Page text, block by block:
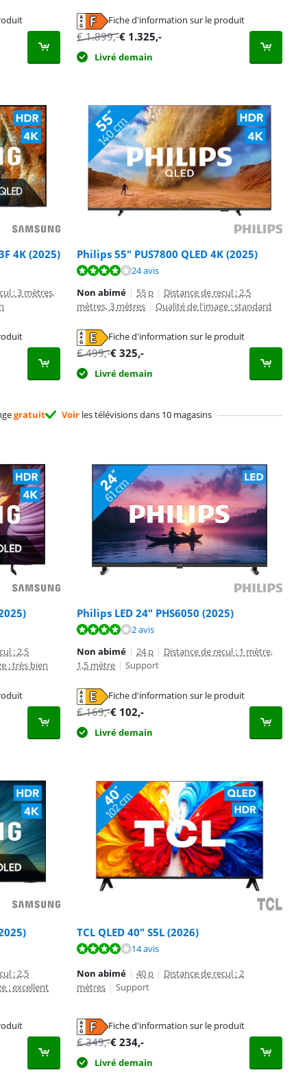
Fiche d'information sur le produit
€1.899,-€ 1.325,-
Livré demain
4K (2025)
: 3 mètres,
Philips 55" PUS7800 QLED 4K (2025)
24 avis
Non abimé | 55 p | Distance de recul : 2,5
mètres, 3 mètres | Qualité de l'image : standard
Fiche d'information sur le produit
€499,-€ 325,-
Livré demain
gratuit Voir les télévisions dans 10 magasins
: 2,5
: très bien
Philips LED 24" PHS6050 (2025)
2 avis
Non abimé | 24 p | Distance de recul : 1 mètre,
1,5 mètre | Support
Fiche d'information sur le produit
€169,-€ 102,-
Livré demain
: 2,5
: excellent
TCL QLED 40" S5L (2026)
14 avis
Non abimé | 40 p | Distance de recul : 2
mètres | Support
Fiche d'information sur le produit
€349,-€ 234,-
Livré demain